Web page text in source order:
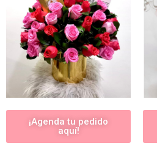
¡Agenda tu pedido
aquí!